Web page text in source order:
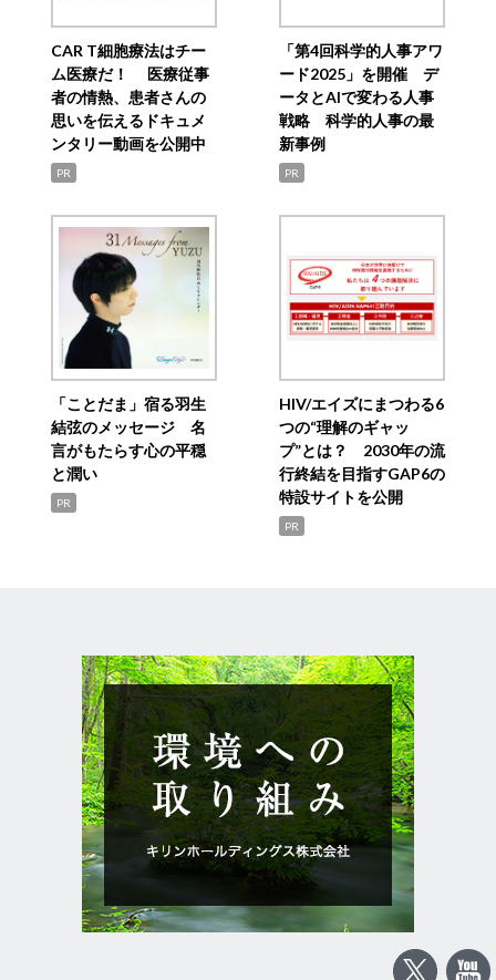
CAR T細胞療法はチー
ム医療だ！ 医療従事
者の情熱、患者さんの
思いを伝えるドキュメ
ンタリー動画を公開中
PR
「第4回科学的人事アワ
ード2025」を開催 デ
ータとAIで変わる人事
戦略 科学的人事の最
新事例
PR
「ことだま」宿る羽生
結弦のメッセージ 名
言がもたらす心の平穏
と潤い
PR
HIV/エイズにまつわる6
つの“理解のギャッ
プ”とは？ 2030年の流
行終結を目指すGAP6の
特設サイトを公開
PR